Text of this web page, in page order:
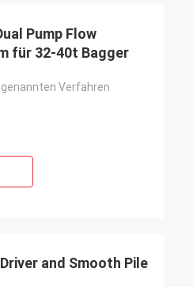
für 32-40t Bagger
genannten Verfahren
and Smooth Pile